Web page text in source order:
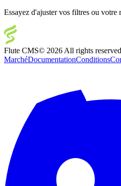
Essayez d'ajuster vos filtres ou votre
Flute CMS© 2026 All rights
MarchéDocumentationConditions